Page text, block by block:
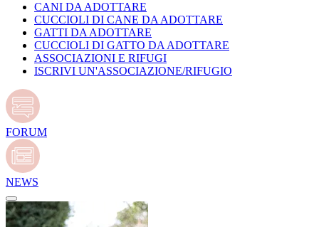
CANI DA ADOTTARE
CUCCIOLI DI CANE DA ADOTTARE
GATTI DA ADOTTARE
CUCCIOLI DI GATTO DA ADOTTARE
ASSOCIAZIONI E RIFUGI
ISCRIVI UN'ASSOCIAZIONE/RIFUGIO
FORUM
NEWS